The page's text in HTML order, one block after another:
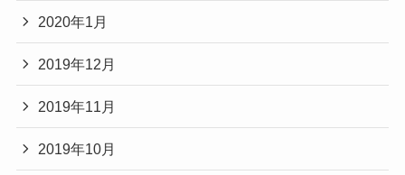
2020年1月
2019年12月
2019年11月
2019年10月